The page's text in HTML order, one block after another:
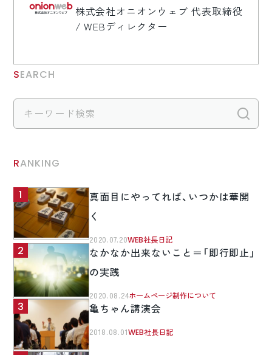
株式会社オニオンウェブ 代表取締役
/ WEBディレクター
SEARCH
RANKING
真面目にやってれば、いつかは華開
く
2020.07.20WEB社長日記
なかなか出来ないこと＝「即行即止」
の実践
2020.08.24ホームページ制作について
亀ちゃん講演会
2018.08.01WEB社長日記